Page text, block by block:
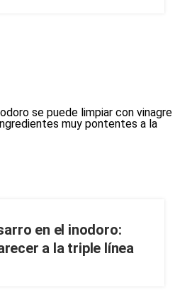
en el inodoro:
a la triple línea